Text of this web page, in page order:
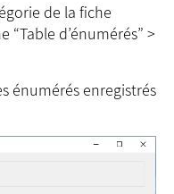
de la fiche
“Table d’énumérés” >
énumérés enregistrés